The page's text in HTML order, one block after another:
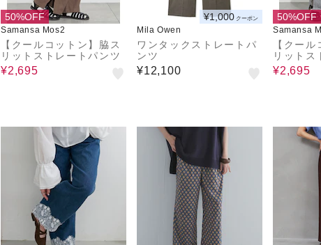
50%OFF
Samansa Mos2
【クールコットン】脇ス
リットストレートパンツ
¥2,695
¥1,000 クーポン
Mila Owen
ワンタックストレートパ
ンツ
¥12,100
50%OFF
Samansa
【クー
リットス
¥2,695